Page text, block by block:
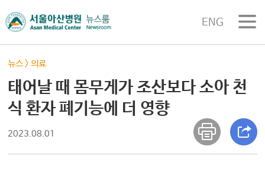
ENG
뉴스 >의료
태어날 때 몸무게가 조산보다 소아 천
식 환자 폐기능에 더 영향
2023.08.01